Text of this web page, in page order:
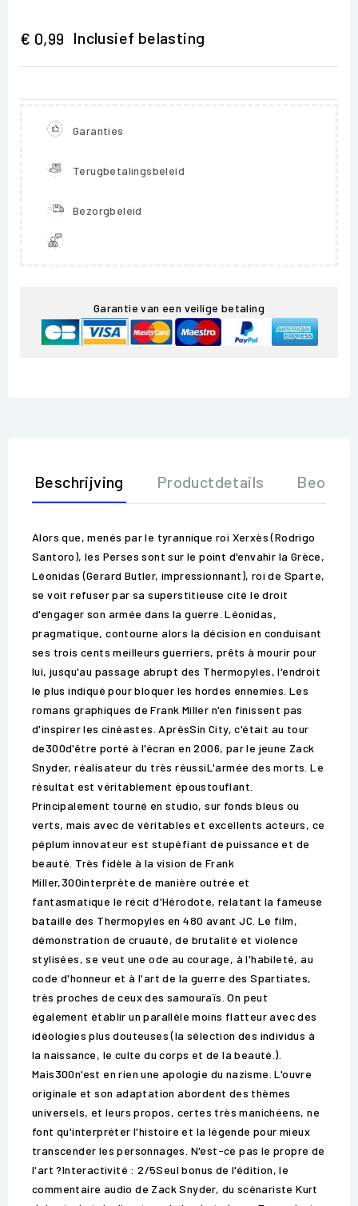
€ 0,99 Inclusief belasting
Garanties
Terugbetalingsbeleid
Bezorgbeleid
Garantie van een veilige betaling
Beschrijving Productdetails
Alors que, menés par le tyrannique roi Xerxès (Rodrigo
Santoro), les Perses sont sur le point d'envahir la Grèce,
Léonidas (Gerard Butler, impressionnant), roi de Sparte,
se voit refuser par sa superstitieuse cité le droit
d'engager son armée dans la guerre. Léonidas,
pragmatique, contourne alors la décision en conduisant
ses trois cents meilleurs guerriers, prêts à mourir pour
lui, jusqu'au passage abrupt des Thermopyles, l'endroit
le plus indiqué pour bloquer les hordes ennemies. Les
romans graphiques de Frank Miller n'en finissent pas
d'inspirer les cinéastes. AprèsSin City, c'était au tour
de300d'être porté à l'écran en 2006, par le jeune Zack
Snyder, réalisateur du très réussiL'armée des morts. Le
résultat est véritablement époustouflant.
Principalement tourné en studio, sur fonds bleus ou
verts, mais avec de véritables et excellents acteurs, ce
péplum innovateur est stupéfiant de puissance et de
beauté. Très fidèle à la vision de Frank
Miller,300interprète de manière outrée et
fantasmatique le récit d'Hérodote, relatant la fameuse
bataille des Thermopyles en 480 avant JC. Le film,
démonstration de cruauté, de brutalité et violence
stylisées, se veut une ode au courage, à l'habileté, au
code d'honneur et à l'art de la guerre des Spartiates,
très proches de ceux des samouraïs. On peut
également établir un parallèle moins flatteur avec des
idéologies plus douteuses (la sélection des individus à
la naissance, le culte du corps et de la beauté.).
Mais300n'est en rien une apologie du nazisme. L'ouvre
originale et son adaptation abordent des thèmes
universels, et leurs propos, certes très manichéens, ne
font qu'interpréter l'histoire et la légende pour mieux
transcender les personnages. N'est-ce pas le propre de
l'art ?Interactivité : 2/5Seul bonus de l'édition, le
commentaire audio de Zack Snyder, du scénariste Kurt